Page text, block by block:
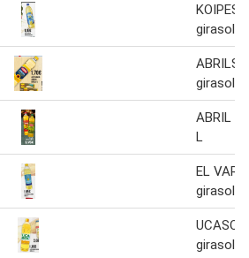
girasol
girasol 1
ABRIL
L
EL
girasol
girasol